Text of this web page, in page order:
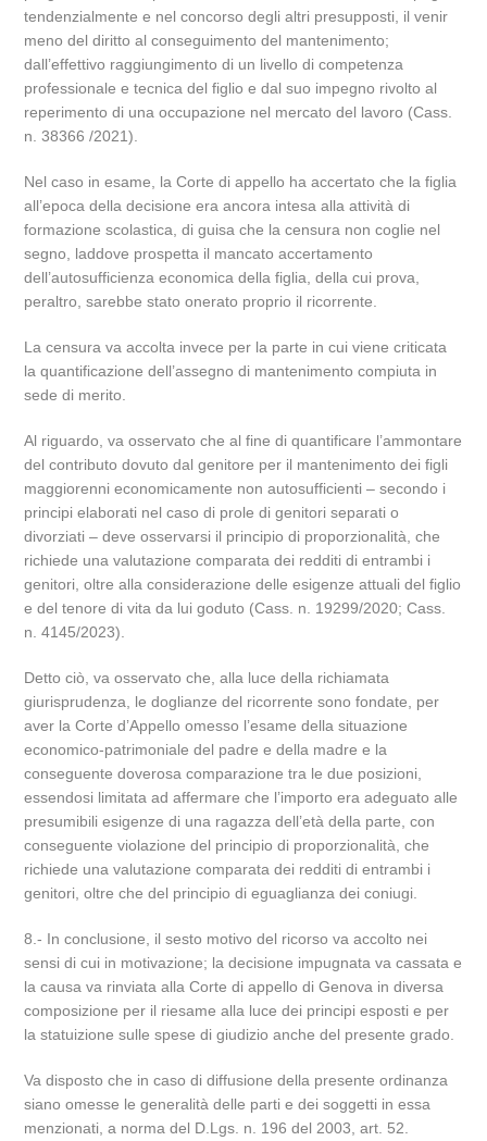
tendenzialmente e nel concorso degli altri presupposti, il venir
meno del diritto al conseguimento del mantenimento;
dall’effettivo raggiungimento di un livello di competenza
professionale e tecnica del figlio e dal suo impegno rivolto al
reperimento di una occupazione nel mercato del lavoro (Cass.
n. 38366 /2021).
Nel caso in esame, la Corte di appello ha accertato che la figlia
all’epoca della decisione era ancora intesa alla attività di
formazione scolastica, di guisa che la censura non coglie nel
segno, laddove prospetta il mancato accertamento
dell’autosufficienza economica della figlia, della cui prova,
peraltro, sarebbe stato onerato proprio il ricorrente.
La censura va accolta invece per la parte in cui viene criticata
la quantificazione dell’assegno di mantenimento compiuta in
sede di merito.
Al riguardo, va osservato che al fine di quantificare l’ammontare
del contributo dovuto dal genitore per il mantenimento dei figli
maggiorenni economicamente non autosufficienti – secondo i
principi elaborati nel caso di prole di genitori separati o
divorziati – deve osservarsi il principio di proporzionalità, che
richiede una valutazione comparata dei redditi di entrambi i
genitori, oltre alla considerazione delle esigenze attuali del figlio
e del tenore di vita da lui goduto (Cass. n. 19299/2020; Cass.
n. 4145/2023).
Detto ciò, va osservato che, alla luce della richiamata
giurisprudenza, le doglianze del ricorrente sono fondate, per
aver la Corte d’Appello omesso l’esame della situazione
economico-patrimoniale del padre e della madre e la
conseguente doverosa comparazione tra le due posizioni,
essendosi limitata ad affermare che l’importo era adeguato alle
presumibili esigenze di una ragazza dell’età della parte, con
conseguente violazione del principio di proporzionalità, che
richiede una valutazione comparata dei redditi di entrambi i
genitori, oltre che del principio di eguaglianza dei coniugi.
8.- In conclusione, il sesto motivo del ricorso va accolto nei
sensi di cui in motivazione; la decisione impugnata va cassata e
la causa va rinviata alla Corte di appello di Genova in diversa
composizione per il riesame alla luce dei principi esposti e per
la statuizione sulle spese di giudizio anche del presente grado.
Va disposto che in caso di diffusione della presente ordinanza
siano omesse le generalità delle parti e dei soggetti in essa
menzionati, a norma del D.Lgs. n. 196 del 2003, art. 52.